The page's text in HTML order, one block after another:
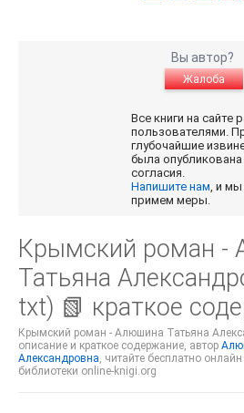
Вы автор?
Жалоба
Все книги на сайте
пользователями.
глубочайшие
была
согласия.
Напишите нам, и мы
примем меры.
Крымский роман -
Татьяна
txt) 📗 краткое
Крымский роман - Алюшина Татьяна
описание и краткое содержание, автор
Александровна, читайте бесплатно
библиотеки online-knigi.org